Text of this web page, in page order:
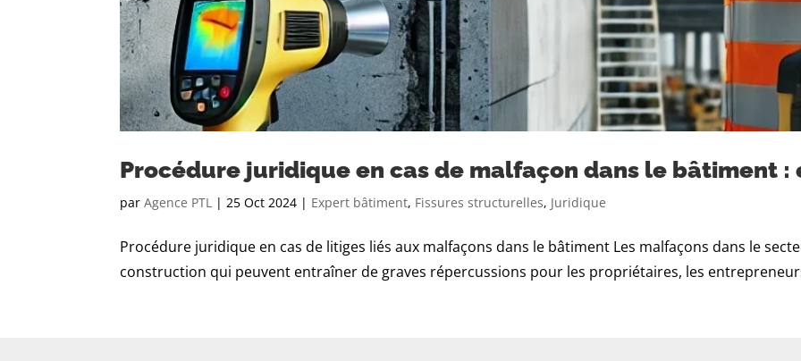
Procédure juridique en cas de malfaçon dans le bâtiment
parAgence PTL | 25 Oct 2024 | Expert bâtiment, Fissures structurelles, Juridique
Procédure juridique en cas de litiges liés aux malfaçons dans le bâtiment Les malfaçons dans le
construction qui peuvent entraîner de graves répercussions pour les propriétaires, les